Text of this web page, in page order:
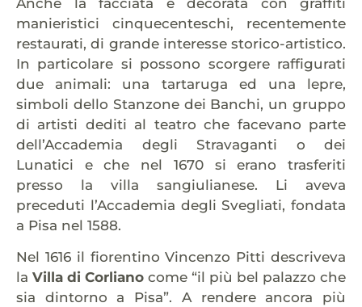
manieristici cinquecenteschi, recentemente
restaurati, di grande interesse storico-artistico.
In particolare si possono scorgere raffigurati
due animali: una tartaruga ed una lepre,
simboli dello Stanzone dei Banchi, un gruppo
di artisti dediti al teatro che facevano parte
dell’Accademia degli Stravaganti o dei
Lunatici e che nel 1670 si erano trasferiti
presso la villa sangiulianese. Li aveva
preceduti l’Accademia degli Svegliati, fondata
a Pisa nel 1588.
Nel 1616 il fiorentino Vincenzo Pitti descriveva
la Villa di Corliano come “il più bel palazzo che
sia dintorno a Pisa”. A rendere ancora più